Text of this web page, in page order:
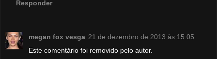
Responder
megan fox vesga 21 de dezembro de 2013 às 15:05
Este comentário foi removido pelo autor.